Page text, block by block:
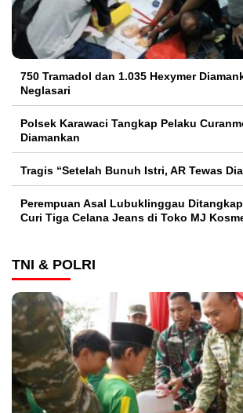
750 Tramadol dan 1.035 Hexymer
Neglasari
Polsek Karawaci Tangkap Pelaku
Diamankan
Tragis “Setelah Bunuh Istri, AR Tewas
Perempuan Asal Lubuklinggau
Curi Tiga Celana Jeans di Toko MJ
TNI & POLRI